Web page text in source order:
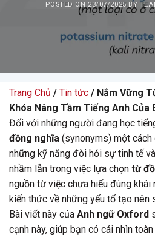
POSTED ON 23/07/2025 BY
Trang Chủ / Tin tức / Nắm Vững
Khóa Nâng Tầm Tiếng Anh Của
Đối với những người đang học
đồng nghĩa (synonyms) một
những kỹ năng đòi hỏi sự tinh tế
nhầm lẫn trong việc lựa chọn từ
nguồn từ việc chưa hiểu đúng
kiến thức về những yếu tố tạo nên
Bài viết này của Anh ngữ Oxford
cạnh này, giúp bạn có cái nhìn